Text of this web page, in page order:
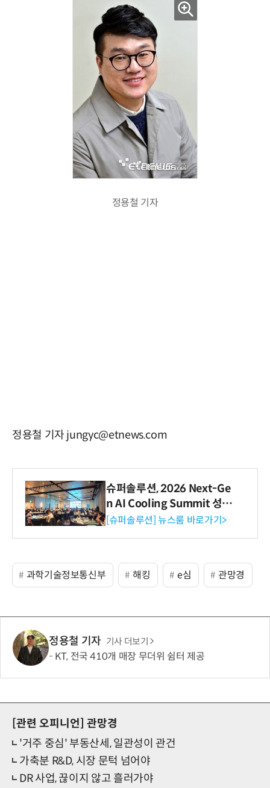
정용철 기자
정용철 기자 jungyc@etnews.com
슈퍼솔루션, 2026 Next-Ge
n AI Cooling Summit 성황
리 성료
[슈퍼솔루션] 뉴스룸 바로가기>
과학기술정보통신부 해킹 e심 관망경
정용철 기자 기사 더보기
KT, 전국 410개 매장 무더위 쉼터 제공
[관련 오피니언] 관망경
'거주 중심' 부동산세, 일관성이 관건
가축분 R&D, 시장 문턱 넘어야
DR 사업, 끊이지 않고 흘러가야